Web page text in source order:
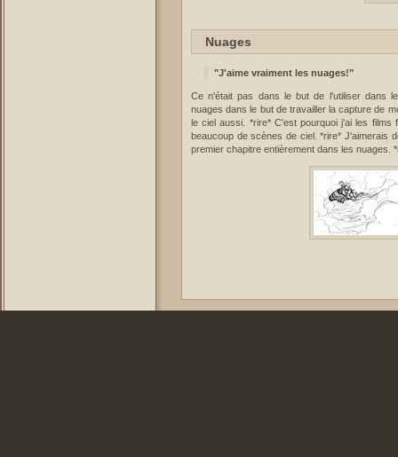
Nuages
"J'aime vraiment les nuages!"
Ce n'était pas dans le but de l'utiliser dans
nuages dans le but de travailler la capture de
le ciel aussi. *rire* C'est pourquoi j'ai les
beaucoup de scènes de ciel. *rire* J'aimerais
premier chapitre entièrement dans les nuages.